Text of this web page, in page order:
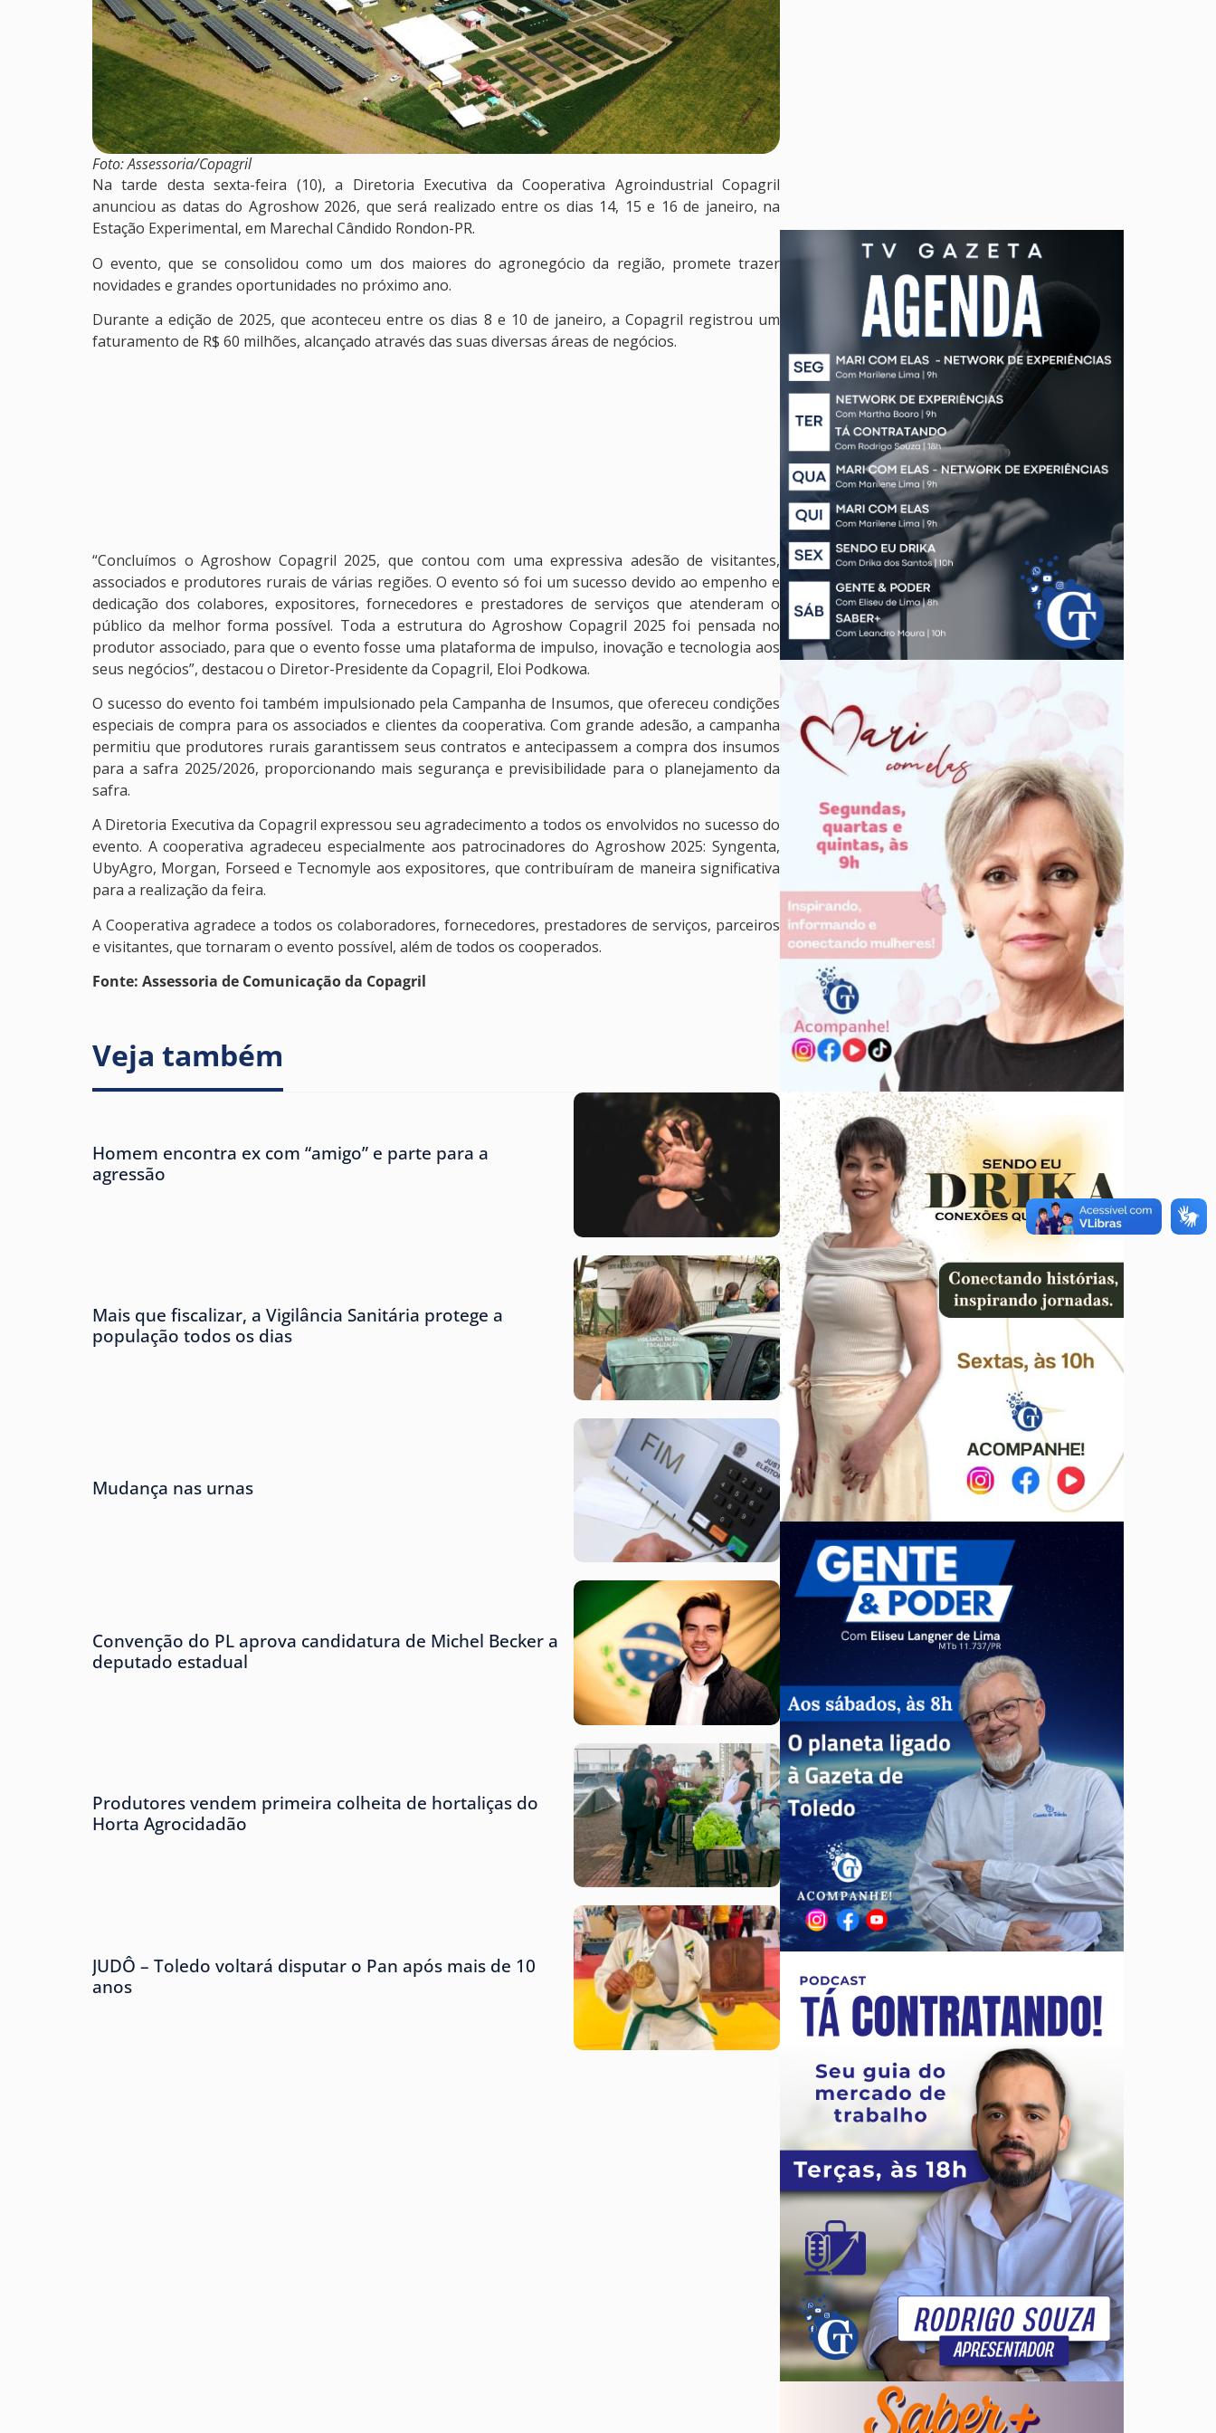
Foto: Assessoria/Copagril
Na tarde desta sexta-feira (10), a Diretoria Executiva da Cooperativa Agroindustrial Copagril
anunciou as datas do Agroshow 2026, que será realizado entre os dias 14, 15 e 16 de janeiro, na
Estação Experimental, em Marechal Cândido Rondon-PR.
O evento, que se consolidou como um dos maiores do agronegócio da região, promete trazer
novidades e grandes oportunidades no próximo ano.
Durante a edição de 2025, que aconteceu entre os dias 8 e 10 de janeiro, a Copagril registrou um
faturamento de R$ 60 milhões, alcançado através das suas diversas áreas de negócios.
“Concluímos o Agroshow Copagril 2025, que contou com uma expressiva adesão de visitantes,
associados e produtores rurais de várias regiões. O evento só foi um sucesso devido ao empenho e
dedicação dos colabores, expositores, fornecedores e prestadores de serviços que atenderam o
público da melhor forma possível. Toda a estrutura do Agroshow Copagril 2025 foi pensada no
produtor associado, para que o evento fosse uma plataforma de impulso, inovação e tecnologia aos
seus negócios”, destacou o Diretor-Presidente da Copagril, Eloi Podkowa.
O sucesso do evento foi também impulsionado pela Campanha de Insumos, que ofereceu condições
especiais de compra para os associados e clientes da cooperativa. Com grande adesão, a campanha
permitiu que produtores rurais garantissem seus contratos e antecipassem a compra dos insumos
para a safra 2025/2026, proporcionando mais segurança e previsibilidade para o planejamento da
safra.
A Diretoria Executiva da Copagril expressou seu agradecimento a todos os envolvidos no sucesso do
evento. A cooperativa agradeceu especialmente aos patrocinadores do Agroshow 2025: Syngenta,
UbyAgro, Morgan, Forseed e Tecnomyle aos expositores, que contribuíram de maneira significativa
para a realização da feira.
A Cooperativa agradece a todos os colaboradores, fornecedores, prestadores de serviços, parceiros
e visitantes, que tornaram o evento possível, além de todos os cooperados.
Fonte: Assessoria de Comunicação da Copagril
Veja também
Homem encontra ex com “amigo” e parte para a
agressão
Mais que fiscalizar, a Vigilância Sanitária protege a
população todos os dias
Mudança nas urnas
Convenção do PL aprova candidatura de Michel Becker a
deputado estadual
Produtores vendem primeira colheita de hortaliças do
Horta Agrocidadão
JUDÔ – Toledo voltará disputar o Pan após mais de 10
anos